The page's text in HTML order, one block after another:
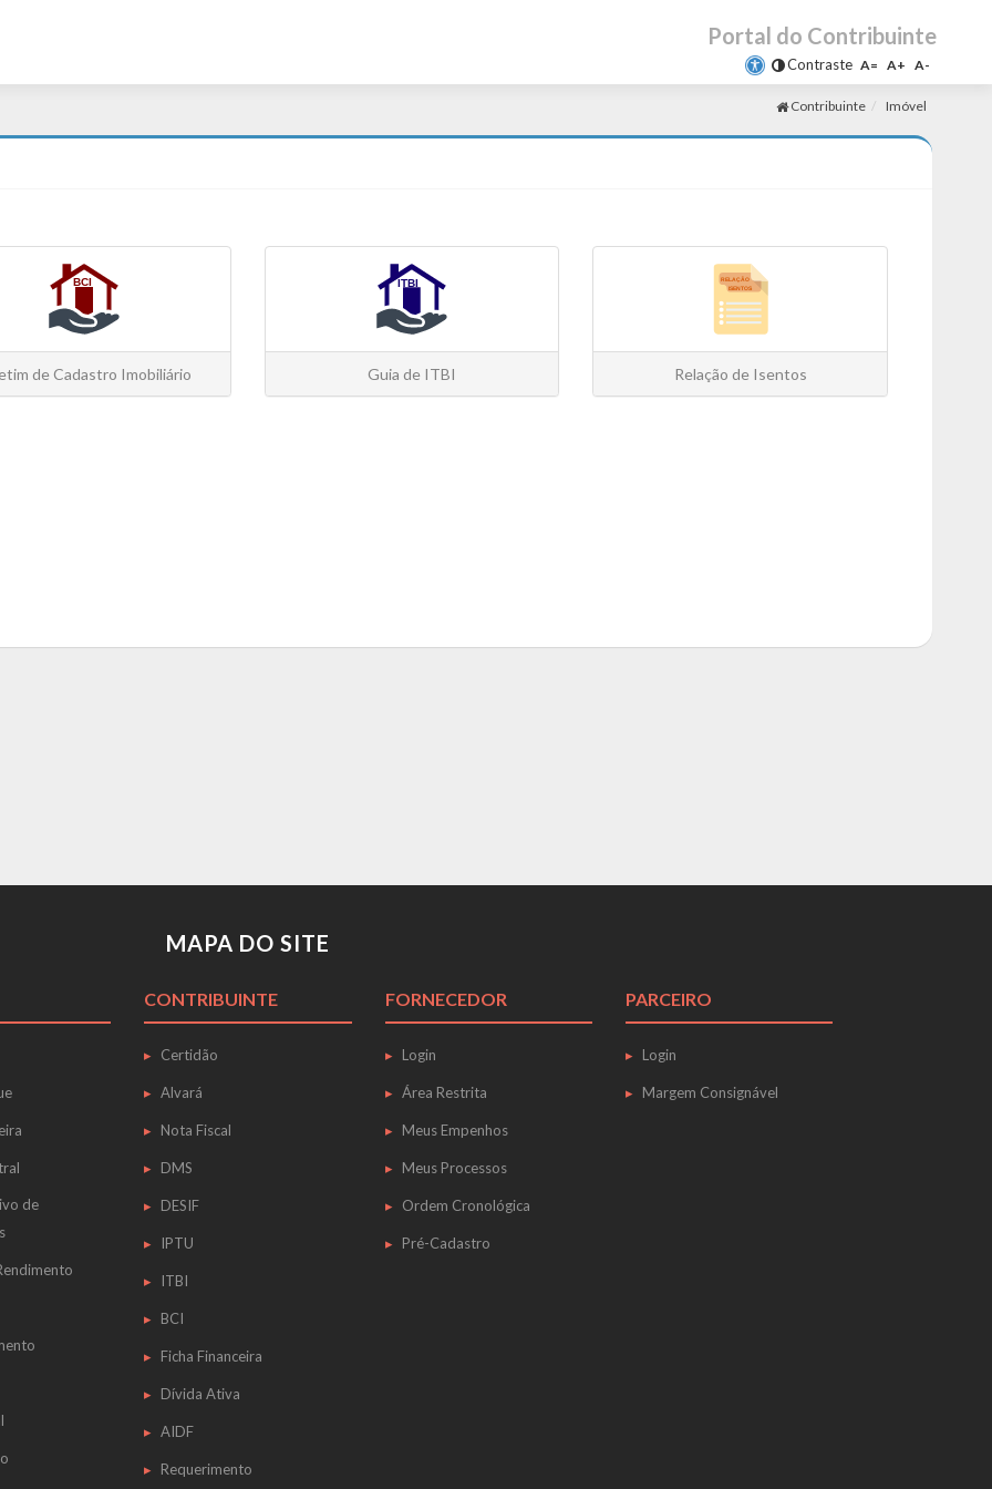
Portal do Contribuinte
Contraste A= A+ A-
Contribuinte Imóvel
de Cadastro Imobiliário Guia de ITBI Relação de Isentos
MAPA DO SITE
de
CONTRIBUINTE
Certidão
Alvará
Nota Fiscal
DMS
DESIF
IPTU
ITBI
BCI
Ficha Financeira
Dívida Ativa
AIDF
Requerimento
FORNECEDOR
Login
Área Restrita
Meus Empenhos
Meus Processos
Ordem Cronológica
Pré-Cadastro
PARCEIRO
Login
Margem Consignável